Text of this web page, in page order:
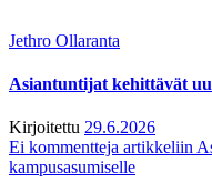
Jethro Ollaranta
Asiantuntijat kehittävät
Kirjoitettu 29.6.2026
Ei kommentteja artikkeliin
kampusasumiselle